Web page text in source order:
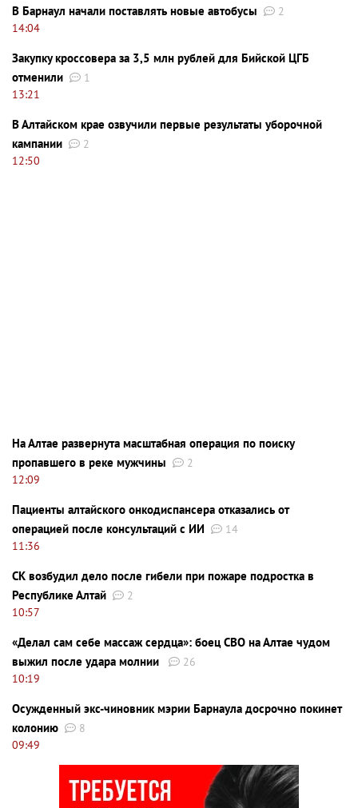
В Барнаул начали поставлять новые автобусы
2
14:04
Закупку кроссовера за 3,5 млн рублей для Бийской ЦГБ
отменили
1
13:21
В Алтайском крае озвучили первые результаты уборочной
кампании
2
12:50
На Алтае развернута масштабная операция по поиску
пропавшего в реке мужчины
2
12:09
Пациенты алтайского онкодиспансера отказались от
операцией после консультаций с ИИ
14
11:36
СК возбудил дело после гибели при пожаре подростка в
Республике Алтай
2
10:57
«Делал сам себе массаж сердца»: боец СВО на Алтае чудом
выжил после удара молнии
26
10:19
Осужденный экс-чиновник мэрии Барнаула досрочно покинет
колонию
8
09:49